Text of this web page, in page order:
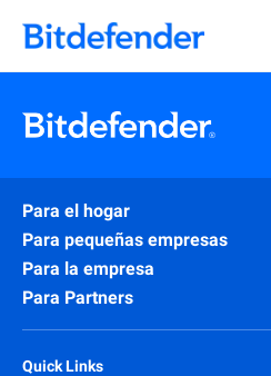
Para el hogar
Para pequeñas empresas
Para la empresa
Para Partners
Quick Links